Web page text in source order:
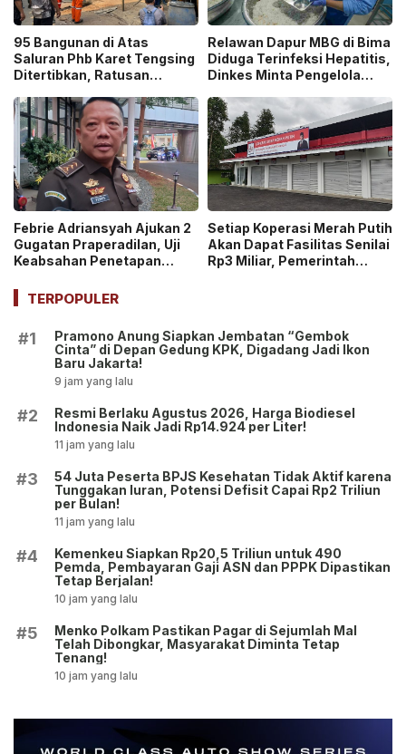
95 Bangunan di Atas
Saluran Phb Karet Tengsing
Ditertibkan, Ratusan
Dikerahkan
Relawan Dapur MBG di Bima
Diduga Terinfeksi Hepatitis,
Dinkes Minta Pengelola
Febrie Adriansyah Ajukan 2
Gugatan Praperadilan, Uji
Keabsahan Penetapan
Penyitaan Aset!
Setiap Koperasi Merah Putih
Akan Dapat Fasilitas Senilai
Rp3 Miliar, Pemerintah
TERPOPULER
#1
Pramono Anung Siapkan Jembatan “Gembok
Cinta” di Depan Gedung KPK, Digadang Jadi Ikon
Baru Jakarta!
9 jam yang lalu
#2
Resmi Berlaku Agustus 2026, Harga Biodiesel
Indonesia Naik Jadi Rp14.924 per Liter!
11 jam yang lalu
#3
54 Juta Peserta BPJS Kesehatan Tidak Aktif karena
Tunggakan Iuran, Potensi Defisit Capai Rp2 Triliun
per Bulan!
11 jam yang lalu
#4
Kemenkeu Siapkan Rp20,5 Triliun untuk 490
Pemda, Pembayaran Gaji ASN dan PPPK Dipastikan
Tetap Berjalan!
10 jam yang lalu
#5
Menko Polkam Pastikan Pagar di Sejumlah Mal
Telah Dibongkar, Masyarakat Diminta Tetap
Tenang!
10 jam yang lalu